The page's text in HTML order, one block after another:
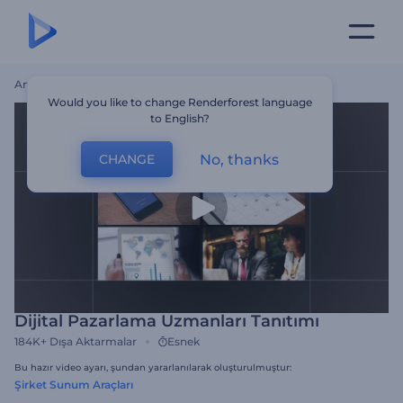
Ana Sayfa
Dijital Pazarlama Uzmanları Tanıtımı
184K+ Dışa Aktarmalar Esnek
Bu hazır video ayarı, şundan yararlanılarak oluşturulmuştur:
Şirket Sunum Araçları
Would you like to change Renderforest language
to English?
CHANGE No, thanks